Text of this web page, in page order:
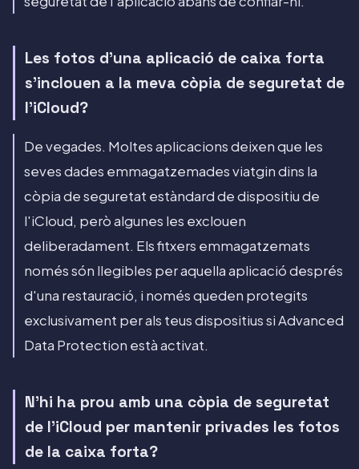
Les fotos d'una aplicació de caixa forta
s'inclouen a la meva còpia de seguretat de
l'iCloud?
De vegades. Moltes aplicacions deixen que les
seves dades emmagatzemades viatgin dins la
còpia de seguretat estàndard de dispositiu de
l'iCloud, però algunes les exclouen
deliberadament. Els fitxers emmagatzemats
només són llegibles per aquella aplicació després
d'una restauració, i només queden protegits
exclusivament per als teus dispositius si Advanced
Data Protection està activat.
N'hi ha prou amb una còpia de seguretat
de l'iCloud per mantenir privades les fotos
de la caixa forta?